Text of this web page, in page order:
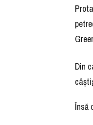
Din
Însă